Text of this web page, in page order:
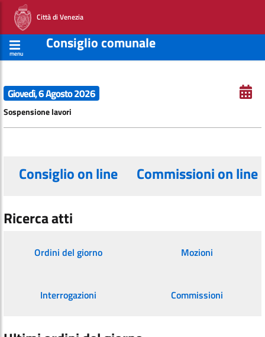
Città di Venezia
menu
Consiglio comunale
Giovedì, 6 Agosto 2026
Sospensione lavori
Consiglio on line Commissioni on line
Ricerca atti
Ordini del giorno Mozioni
Interrogazioni Commissioni